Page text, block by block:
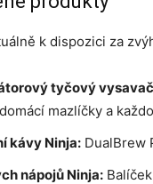
k dispozici za
tyčový
mazlíčky a
kávy Ninja: DualBrew
nápojů Ninja: